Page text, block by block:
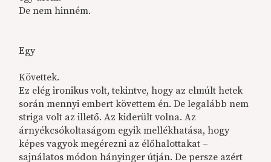
De nem hinném.
Egy
Követtek.
Ez elég ironikus volt, tekintve, hogy az elmúlt hetek
során mennyi embert követtem én. De legalább nem
striga volt az illető. Az kiderült volna. Az
árnyékcsókoltaságom egyik mellékhatása, hogy
képes vagyok megérezni az élőhalottakat –
sajnálatos módon hányinger útján. De persze azért